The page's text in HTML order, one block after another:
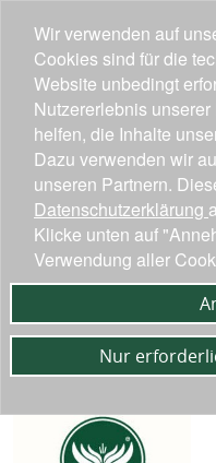
Wir verwenden auf
Cookies sind für die
Website unbedingt
Nutzererlebnis
helfen, die Inhalte
Dazu verwenden wir
unseren Partnern.
Datenschutzerklärung
Klicke unten auf
Verwendung aller
Nur